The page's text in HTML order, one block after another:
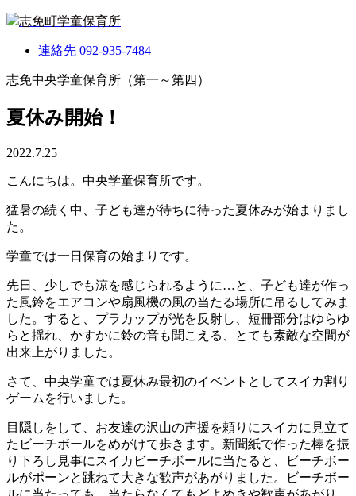
志免町学童保育所
連絡先 092-935-7484
志免中央学童保育所（第一～第四）
夏休み開始！
2022.7.25
こんにちは。中央学童保育所です。
猛暑の続く中、子ども達が待ちに待った夏休みが始まりまし
た。
学童では一日保育の始まりです。
先日、少しでも涼を感じられるように…と、子ども達が作っ
た風鈴をエアコンや扇風機の風の当たる場所に吊るしてみま
した。すると、プラカップが光を反射し、短冊部分はゆらゆ
らと揺れ、かすかに鈴の音も聞こえる、とても素敵な空間が
出来上がりました。
さて、中央学童では夏休み最初のイベントとしてスイカ割り
ゲームを行いました。
目隠しをして、お友達の沢山の声援を頼りにスイカに見立て
たビーチボールをめがけて歩きます。新聞紙で作った棒を振
り下ろし見事にスイカビーチボールに当たると、ビーチボー
ルがポーンと跳ねて大きな歓声があがりました。ビーチボー